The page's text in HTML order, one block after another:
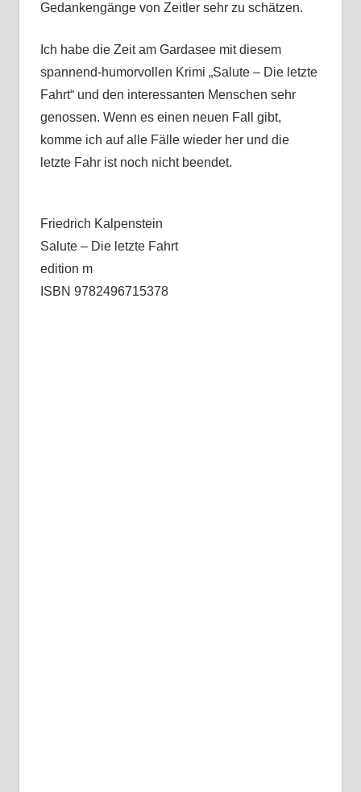
Gedankengänge von Zeitler sehr zu schätzen.
Ich habe die Zeit am Gardasee mit diesem
spannend-humorvollen Krimi „Salute – Die letzte
Fahrt“ und den interessanten Menschen sehr
genossen. Wenn es einen neuen Fall gibt,
komme ich auf alle Fälle wieder her und die
letzte Fahr ist noch nicht beendet.
Friedrich Kalpenstein
Salute – Die letzte Fahrt
edition m
ISBN 9782496715378